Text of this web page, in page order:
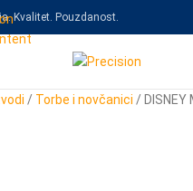
Kvalitet. Pouzdanost.
/ Torbe i novčanici / DISNEY